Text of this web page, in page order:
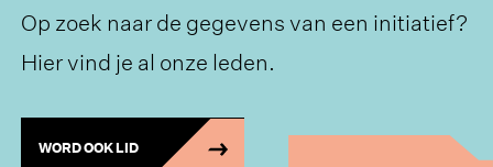
Op zoek naar de gegevens van een initiatief?
Hier vind je al onze leden.
WORD OOK LID